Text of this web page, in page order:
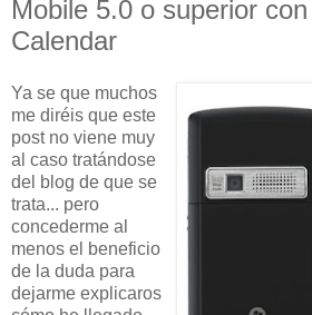
Mobile 5.0 o superior
Calendar
Ya se que muchos
me diréis que este
post no viene muy
al caso tratándose
del blog de que se
trata... pero
concederme al
menos el beneficio
de la duda para
dejarme explicaros